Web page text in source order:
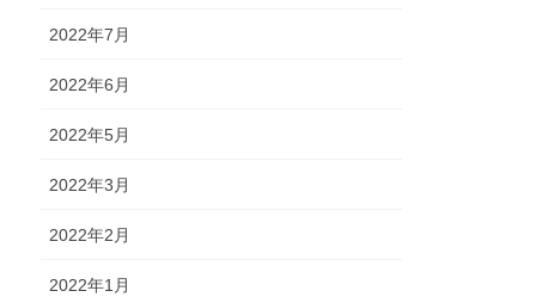
2022年7月
2022年6月
2022年5月
2022年3月
2022年2月
2022年1月